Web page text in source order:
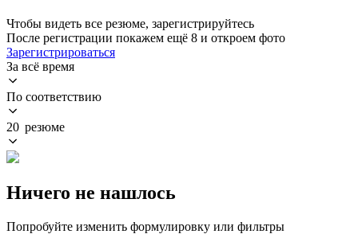
Чтобы видеть все резюме, зарегистрируйтесь
После регистрации покажем ещё 8 и откроем фото
Зарегистрироваться
За всё время
По соответствию
20 резюме
Ничего не нашлось
Попробуйте изменить формулировку или фильтры